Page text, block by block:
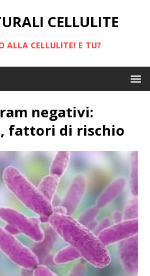
CELLULITE
ALLA CELLULITE! E TU?
negativi:
fattori di rischio